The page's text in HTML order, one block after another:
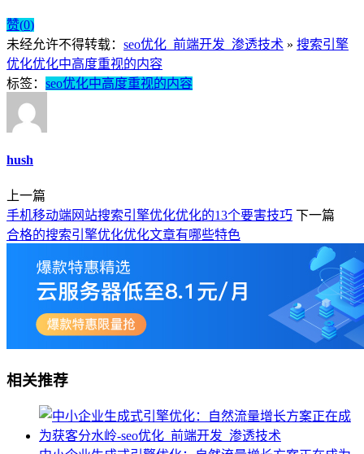
赞(0)
未经允许不得转载： seo优化_前端开发_渗透技术 » 搜索引擎
优化优化中高度重视的内容
标签： seo优化中高度重视的内容
hush
上一篇
手机移动端网站搜索引擎优化优化的13个要害技巧 下一篇
合格的搜索引擎优化优化文章有哪些特色
相关推荐